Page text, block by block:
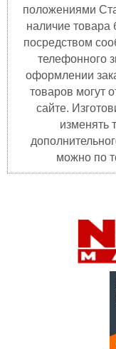
положениями
наличие товара
посредством
телефонного
оформлении
товаров могут
сайте.
изменять
можно по